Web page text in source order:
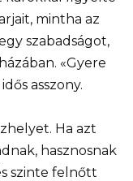
mintha az
szabadságot,
«Gyere
asszony.
Ha azt
hasznosnak
szinte felnőtt